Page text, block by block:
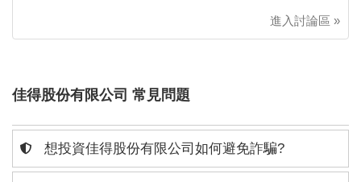
進入討論區 »
佳得股份有限公司 常見問題
想投資佳得股份有限公司如何避免詐騙?